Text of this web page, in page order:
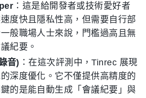
：這是給開發者或技術愛好者
度快且隱私性高，但需要自行部
般職場人士來說，門檻過高且無
紀要。
音) ：在這次評測中，Tinrec 展現
的深度優化。它不僅提供高精度的
的是能自動生成「會議紀要」與